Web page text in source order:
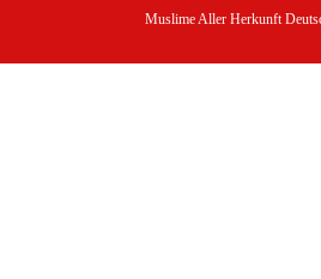
Muslime Aller Herkunft